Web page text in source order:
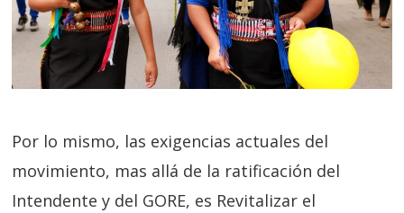
Por lo mismo, las exigencias actuales del
movimiento, mas allá de la ratificación del
Intendente y del GORE, es Revitalizar el